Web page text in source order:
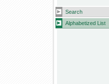
Search
Alphabetized List